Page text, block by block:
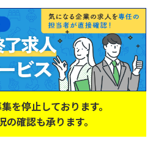
を停止しております。
確認も承ります。